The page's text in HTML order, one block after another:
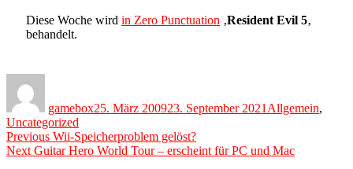
Diese Woche wird in Zero Punctuation ‚Resident Evil 5‚
behandelt.
gamebox25. März 200923. September 2021 Allgemein,
Uncategorized
Beitragsnavigation
Previous Previous
post:
Wii-Speicherproblem gelöst?
Next Next
Guitar Hero World Tour – erscheint für PC und Mac